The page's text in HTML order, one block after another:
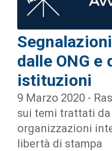
dalle ONG e
istituzioni
9 Marzo 2020 -
sui temi trattati
organizzazioni
libertà di stampa